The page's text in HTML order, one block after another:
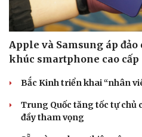
Apple và Samsung áp
khúc smartphone cao cấp
Bắc Kinh triển khai “nhân
Trung Quốc tăng tốc tự chủ
đầy tham vọng